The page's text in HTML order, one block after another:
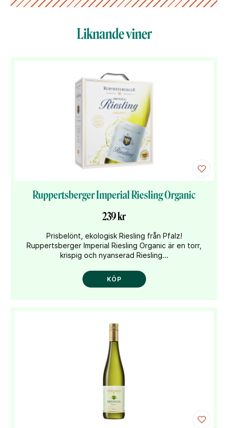
Liknande viner
Ruppertsberger Imperial Riesling Organic
239 kr
Prisbelönt, ekologisk Riesling från Pfalz!
Ruppertsberger Imperial Riesling Organic är en torr,
krispig och nyanserad Riesling...
KÖP